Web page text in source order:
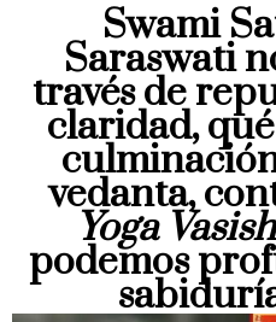
Swami
Saraswati
través de
claridad,
vedanta,
Yoga
podemos